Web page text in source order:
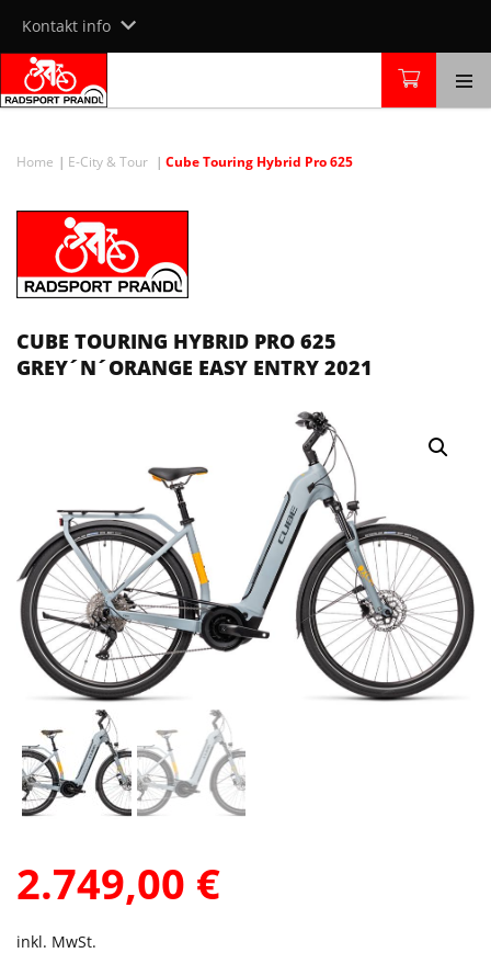
content
Kontakt info
Home E-City & Tour Cube Touring Hybrid Pro 625
CUBE TOURING HYBRID PRO 625
GREY´N´ORANGE EASY ENTRY 2021
2.749,00 €
inkl. MwSt.